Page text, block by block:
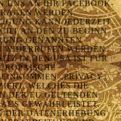
UNS AN IHR FACEBOOK-
WERDEN.
KANN JEDERZEIT
AN DEN ZU BEGINN
GENANNTEN
WERDEN.
IN DEN USA IST FÜR
„PRIVACY
WELCHES DIE
DER EU GELTENDEN
GEWÄHRLEISTET.
DER DATENERHEBUNG